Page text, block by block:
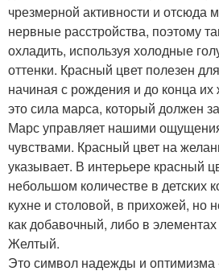
чрезмерной активности и отсюда
нервные расстройства, поэтому
охладить, используя холодные
оттенки. Красный цвет полезен
начиная с рождения и до конца их
это сила марса, который должен
Марс управляет нашими
чувствами. Красный цвет на
указывает. В интерьере красный
небольшом количестве в детских
кухне и столовой, в прихожей, но
как добавочный, либо в
Желтый.
Это символ надежды и оптимизма